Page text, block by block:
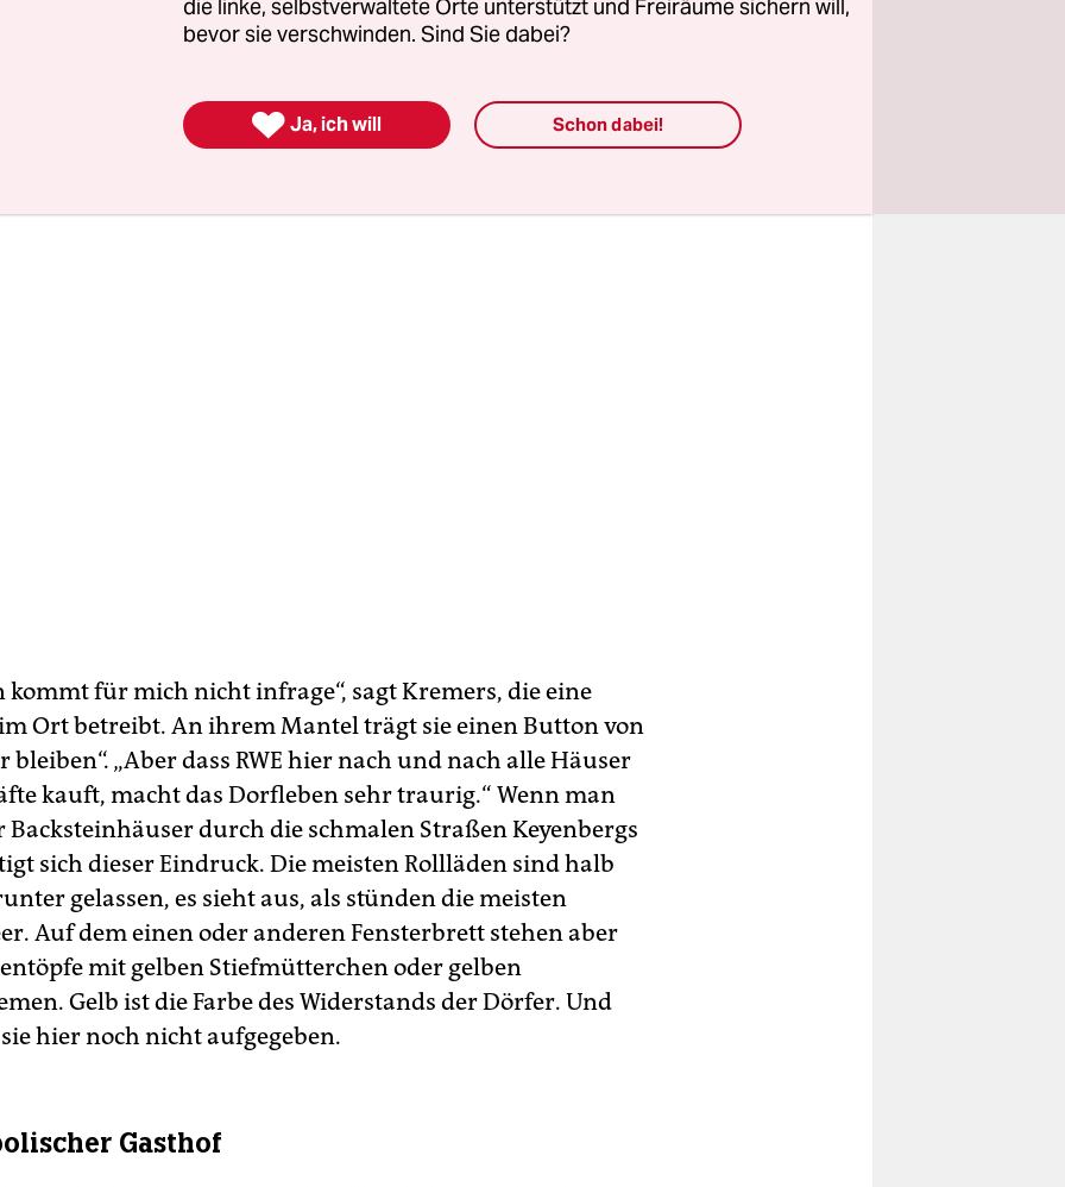
Europas, will das Dorf weghaben. Obwohl der
Keyenbergs ist schon gegangen. Von denen, die
kommt für mich nicht infrage“, sagt Kremers, die eine
Ort betreibt. An ihrem Mantel trägt sie einen Button von
bleiben“. „Aber dass RWE hier nach und nach alle Häuser
kauft, macht das Dorfleben sehr traurig.“ Wenn man
Backsteinhäuser durch die schmalen Straßen Keyenbergs
sich dieser Eindruck. Die meisten Rollläden sind halb
gelassen, es sieht aus, als stünden die meisten
Auf dem einen oder anderen Fensterbrett stehen aber
mit gelben Stiefmütterchen oder gelben
Gelb ist die Farbe des Widerstands der Dörfer. Und
hier noch nicht aufgegeben.
Gasthof
die linke, selbstverwaltete Orte unterstützt und Freiräume sichern will,
bevor sie verschwinden. Sind Sie dabei?
 Ja, ich will Schon dabei!